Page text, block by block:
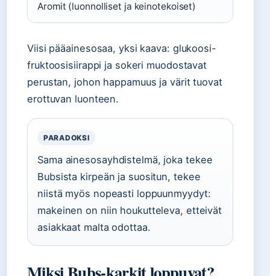
Aromit (luonnolliset ja keinotekoiset)
Viisi pääainesosaa, yksi kaava: glukoosi-
fruktoosisiirappi ja sokeri muodostavat
perustan, johon happamuus ja värit tuovat
erottuvan luonteen.
PARADOKSI
Sama ainesosayhdistelmä, joka tekee
Bubsista kirpeän ja suositun, tekee
niistä myös nopeasti loppuunmyydyt:
makeinen on niin houkutteleva, etteivät
asiakkaat malta odottaa.